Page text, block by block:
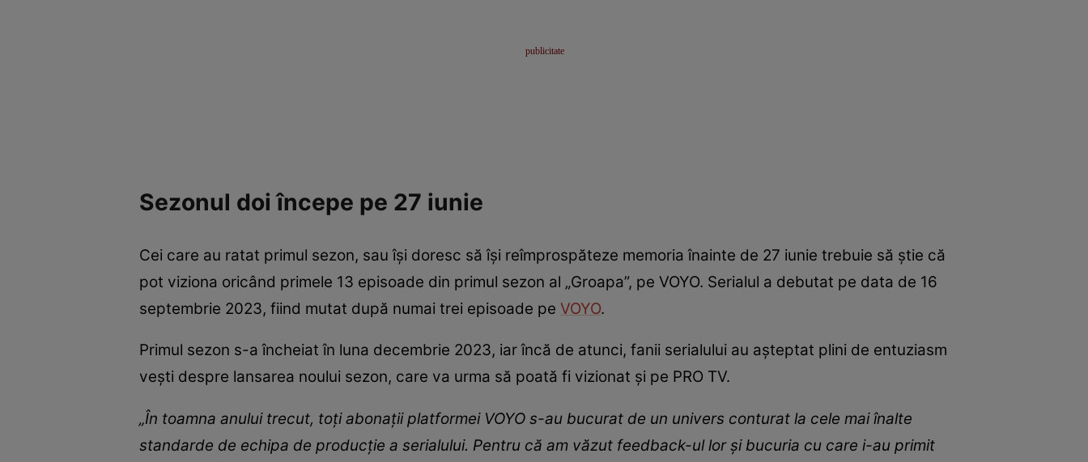
Sezonul doi începe pe 27 iunie
Cei care au ratat primul sezon, sau își doresc să își reîmprospăteze memoria înainte de 27 iunie trebuie să știe că
pot viziona oricând primele 13 episoade din primul sezon al „Groapa”, pe VOYO. Serialul a debutat pe data de 16
septembrie 2023, fiind mutat după numai trei episoade pe VOYO.
Primul sezon s-a încheiat în luna decembrie 2023, iar încă de atunci, fanii serialului au așteptat plini de entuziasm
vești despre lansarea noului sezon, care va urma să poată fi vizionat și pe PRO TV.
„În toamna anului trecut, toți abonații platformei VOYO s-au bucurat de un univers conturat la cele mai înalte
standarde de echipa de producție a serialului. Pentru că am văzut feedback-ul lor și bucuria cu care i-au primit